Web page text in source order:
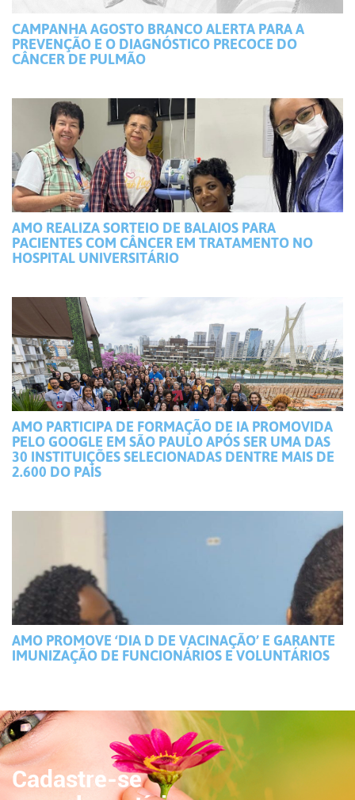
CAMPANHA AGOSTO BRANCO ALERTA PARA A
PREVENÇÃO E O DIAGNÓSTICO PRECOCE DO
CÂNCER DE PULMÃO
AMO REALIZA SORTEIO DE BALAIOS PARA
PACIENTES COM CÂNCER EM TRATAMENTO NO
HOSPITAL UNIVERSITÁRIO
AMO PARTICIPA DE FORMAÇÃO DE IA PROMOVIDA
PELO GOOGLE EM SÃO PAULO APÓS SER UMA DAS
30 INSTITUIÇÕES SELECIONADAS DENTRE MAIS DE
2.600 DO PAÍS
AMO PROMOVE ‘DIA D DE VACINAÇÃO’ E GARANTE
IMUNIZAÇÃO DE FUNCIONÁRIOS E VOLUNTÁRIOS
Cadastre-se